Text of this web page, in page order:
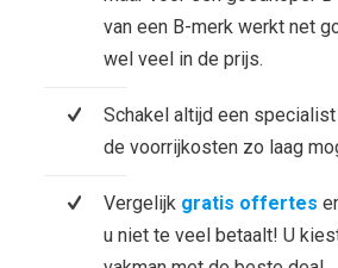
van een B-merk werkt net
wel veel in de prijs.
Schakel altijd een
de voorrijkosten zo laag
Vergelijk gratis offertes
u niet te veel betaalt! U